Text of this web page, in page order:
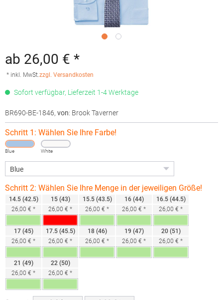
ab 26,00 € *
* inkl. MwSt.zzgl. Versandkosten
Sofort verfügbar, Lieferzeit 1-4 Werktage
BR690-BE-1846, von: Brook Taverner
Schritt 1: Wählen Sie Ihre Farbe!
Blue White
Schritt 2: Wählen Sie Ihre Menge in der jeweiligen Größe!
14.5 (42.5)
26,00 € *
15 (43)
26,00 € *
15.5 (43.5)
26,00 € *
16 (44)
26,00 € *
16.5 (44.5)
26,00 € *
17 (45)
26,00 € *
17.5 (45.5)
26,00 € *
18 (46)
26,00 € *
19 (47)
26,00 € *
20 (51)
26,00 € *
21 (49)
26,00 € *
22 (50)
26,00 € *